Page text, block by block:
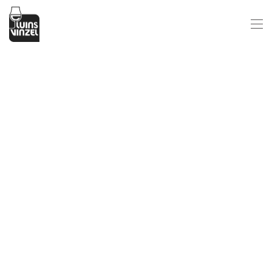
Passer au contenu principal